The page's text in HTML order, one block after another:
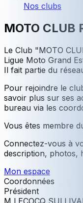
Nos clubs
MOTO CLUB
Le Club "MOTO
Ligue Moto Grand
Il fait partie du
Pour rejoindre le
savoir plus sur ses
bureau via les
Vous êtes membre
Connectez-vous à
description, photos,
Mon espace
Coordonnées
Président
M LECOCQ